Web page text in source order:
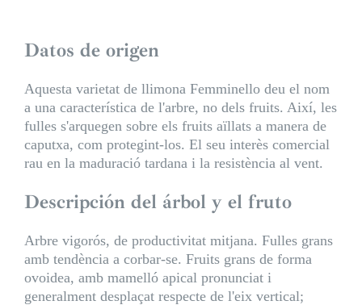
Datos de origen
Aquesta varietat de llimona Femminello deu el nom
a una característica de l'arbre, no dels fruits. Així, les
fulles s'arquegen sobre els fruits aïllats a manera de
caputxa, com protegint-los. El seu interès comercial
rau en la maduració tardana i la resistència al vent.
Descripción del árbol y el fruto
Arbre vigorós, de productivitat mitjana. Fulles grans
amb tendència a corbar-se. Fruits grans de forma
ovoidea, amb mamelló apical pronunciat i
generalment desplaçat respecte de l'eix vertical;